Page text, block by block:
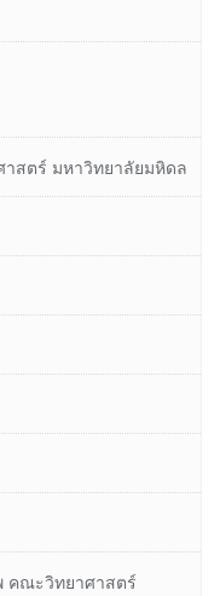
สตร์ มหาวิทยาลัยมหิดล
คณะวิทยาศาสตร์